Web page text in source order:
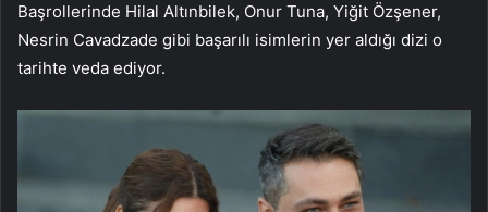
Başrollerinde Hilal Altınbilek, Onur Tuna, Yiğit Özşener,
Nesrin Cavadzade gibi başarılı isimlerin yer aldığı dizi o
tarihte veda ediyor.